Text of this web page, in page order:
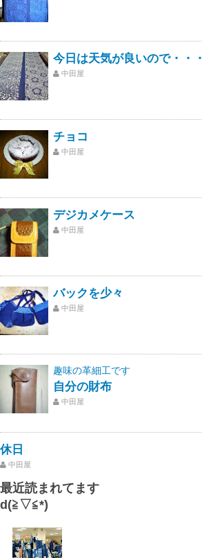
今日は天気が良いので・・・
中田屋
チョコ
中田屋
デジカメケース
中田屋
バックを少々
中田屋
趣味の革細工です
自分の財布
中田屋
休日
中田屋
最近読まれてます
d(≧▽≦*)